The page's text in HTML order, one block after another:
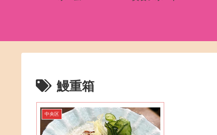
鰻重箱
中央区